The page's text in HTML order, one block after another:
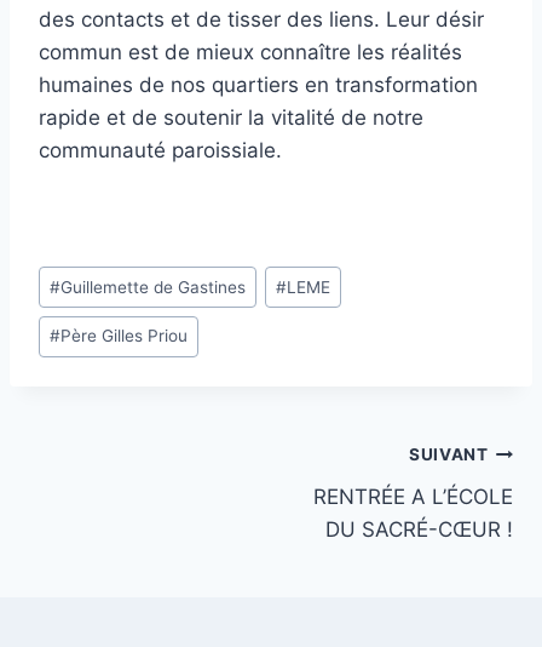
des contacts et de tisser des liens. Leur désir
commun est de mieux connaître les réalités
humaines de nos quartiers en transformation
rapide et de soutenir la vitalité de notre
communauté paroissiale.
Étiquettes
de
la
#Guillemette de Gastines #LEME
#Père Gilles Priou
SUIVANT
RENTRÉE A L’ÉCOLE
DU SACRÉ-CŒUR !